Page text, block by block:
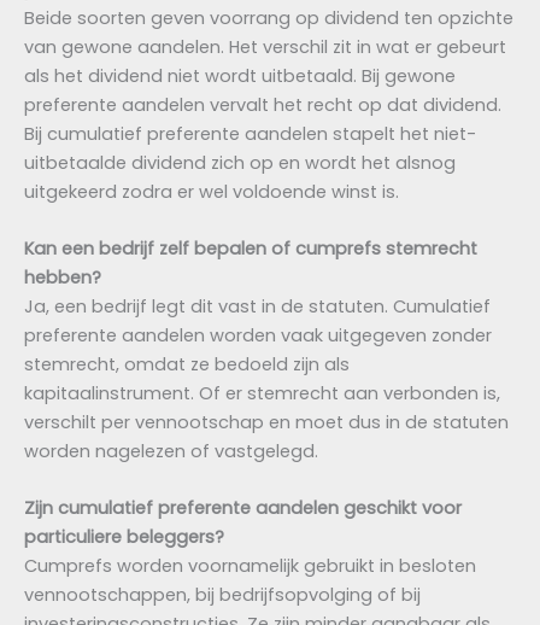
Beide soorten geven voorrang op dividend ten opzichte
van gewone aandelen. Het verschil zit in wat er gebeurt
als het dividend niet wordt uitbetaald. Bij gewone
preferente aandelen vervalt het recht op dat dividend.
Bij cumulatief preferente aandelen stapelt het niet-
uitbetaalde dividend zich op en wordt het alsnog
uitgekeerd zodra er wel voldoende winst is.
Kan een bedrijf zelf bepalen of cumprefs stemrecht
hebben?
Ja, een bedrijf legt dit vast in de statuten. Cumulatief
preferente aandelen worden vaak uitgegeven zonder
stemrecht, omdat ze bedoeld zijn als
kapitaalinstrument. Of er stemrecht aan verbonden is,
verschilt per vennootschap en moet dus in de statuten
worden nagelezen of vastgelegd.
Zijn cumulatief preferente aandelen geschikt voor
particuliere beleggers?
Cumprefs worden voornamelijk gebruikt in besloten
vennootschappen, bij bedrijfsopvolging of bij